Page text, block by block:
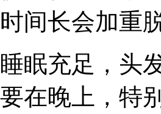
时间长会加重
睡眠充足，头
要在晚上，特